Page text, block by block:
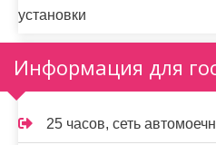
установки
Информация для
25 часов, сеть